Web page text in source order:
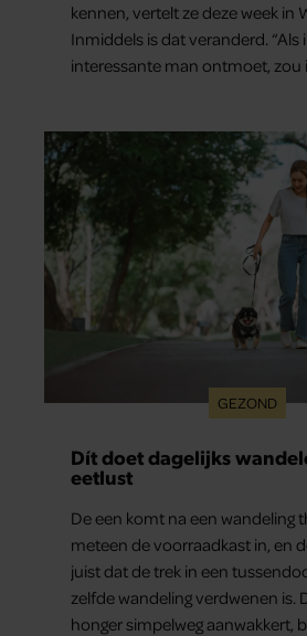
kennen, vertelt ze deze week in
Inmiddels is dat veranderd. “Als
interessante man ontmoet, zou
GEZOND
Dít doet dagelijks
eetlust
De een komt na een wandeling
meteen de voorraadkast in, en
juist dat de trek in een
zelfde wandeling verdwenen is.
honger simpelweg aanwakkert,